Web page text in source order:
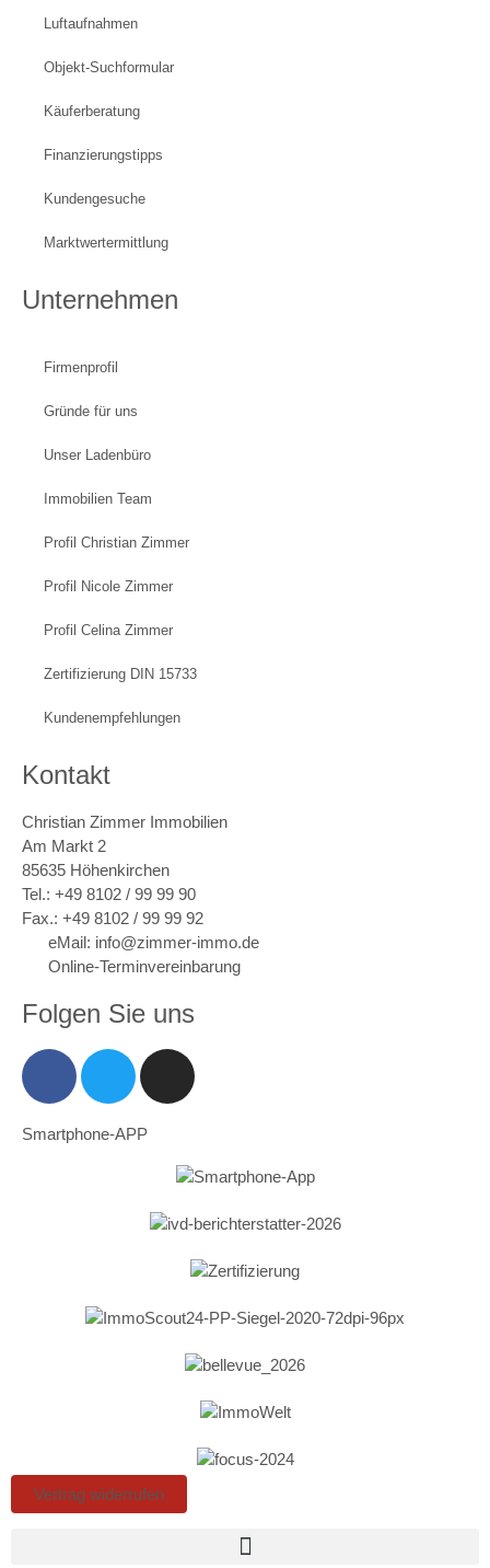
Luftaufnahmen
Objekt-Suchformular
Käuferberatung
Finanzierungstipps
Kundengesuche
Marktwertermittlung
Unternehmen
Firmenprofil
Gründe für uns
Unser Ladenbüro
Immobilien Team
Profil Christian Zimmer
Profil Nicole Zimmer
Profil Celina Zimmer
Zertifizierung DIN 15733
Kundenempfehlungen
Kontakt
Christian Zimmer Immobilien
Am Markt 2
85635 Höhenkirchen
Tel.: +49 8102 / 99 99 90
Fax.: +49 8102 / 99 99 92
eMail: info@zimmer-immo.de
Online-Terminvereinbarung
Folgen Sie uns
Smartphone-APP
Vertrag widerrufen